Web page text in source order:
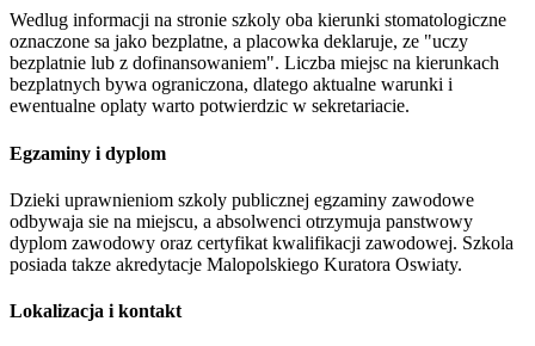
Wedlug informacji na stronie szkoly oba kierunki stomatologiczne
oznaczone sa jako bezplatne, a placowka deklaruje, ze "uczy
bezplatnie lub z dofinansowaniem". Liczba miejsc na kierunkach
bezplatnych bywa ograniczona, dlatego aktualne warunki i
ewentualne oplaty warto potwierdzic w sekretariacie.
Egzaminy i dyplom
Dzieki uprawnieniom szkoly publicznej egzaminy zawodowe
odbywaja sie na miejscu, a absolwenci otrzymuja panstwowy
dyplom zawodowy oraz certyfikat kwalifikacji zawodowej. Szkola
posiada takze akredytacje Malopolskiego Kuratora Oswiaty.
Lokalizacja i kontakt